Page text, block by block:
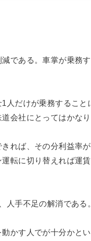
である。車掌が乗務
人だけが乗務するこ
会社にとってはかなり
れば、その分利益率
転に切り替えれば運
人手不足の解消である。
かす人でが十分かと